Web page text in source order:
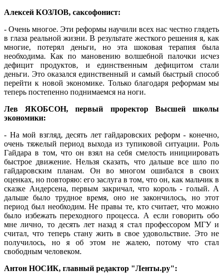
Алексей КОЗЛОВ, саксофонист:
- Очень многое. Эти реформы научили всех нас честно глядеть
в глаза реальной жизни. В результате жесткого решения я, как
многие, потерял деньги, но эта шоковая терапия была
необходима. Как по мановению волшебной палочки исчез
дефицит продуктов, и единственным дефицитом стали
деньги. Это оказался единственный и самый быстрый способ
перейти к новой экономике. Только благодаря реформам мы
теперь постепенно поднимаемся на ноги.
Лев ЯКОБСОН, первый проректор Высшей школы
экономики:
- На мой взгляд, десять лет гайдаровских реформ - конечно,
очень тяжелый период выхода из тупиковой ситуации. Роль
Гайдара в том, что он взял на себя смелость инициировать
быстрое движение. Нельзя сказать, что дальше все шло по
гайдаровским планам. Он во многом ошибался в своих
оценках, но повторяю: его заслуга в том, что он, как мальчик в
сказке Андерсена, первым закричал, что король - голый. А
дальше было трудное время, оно не закончилось, но этот
период был необходим. Не правы те, кто считает, что можно
было избежать переходного процесса. А если говорить обо
мне лично, то десять лет назад я стал профессором МГУ и
считал, что теперь стану жить в свое удовольствие. Это не
получилось, но я об этом не жалею, потому что стал
свободным человеком.
Антон НОСИК, главный редактор "Ленты.ру":